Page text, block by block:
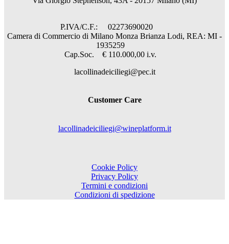
P.IVA/C.F.: 02273690020
Camera di Commercio di Milano Monza Brianza Lodi, REA: MI -
1935259
Cap.Soc. € 110.000,00 i.v.
lacollinadeiciliegi@pec.it
Customer Care
lacollinadeiciliegi@wineplatform.it
Cookie Policy
Privacy Policy
Termini e condizioni
Condizioni di spedizione